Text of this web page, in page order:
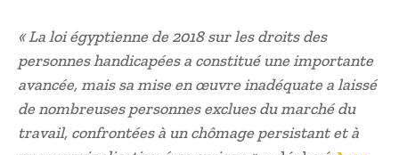
« La loi égyptienne de 2018 sur les droits des
personnes handicapées a constitué une importante
avancée, mais sa mise en œuvre inadéquate a laissé
de nombreuses personnes exclues du marché du
travail, confrontées à un chômage persistant et à